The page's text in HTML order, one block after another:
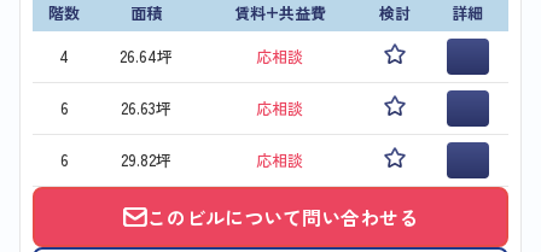
階数 面積 賃料+共益費 検討
詳細
4
26.64坪 応相談
6 26.63坪 応相談
6 29.82坪 応相談
このビルについて問い合わせる